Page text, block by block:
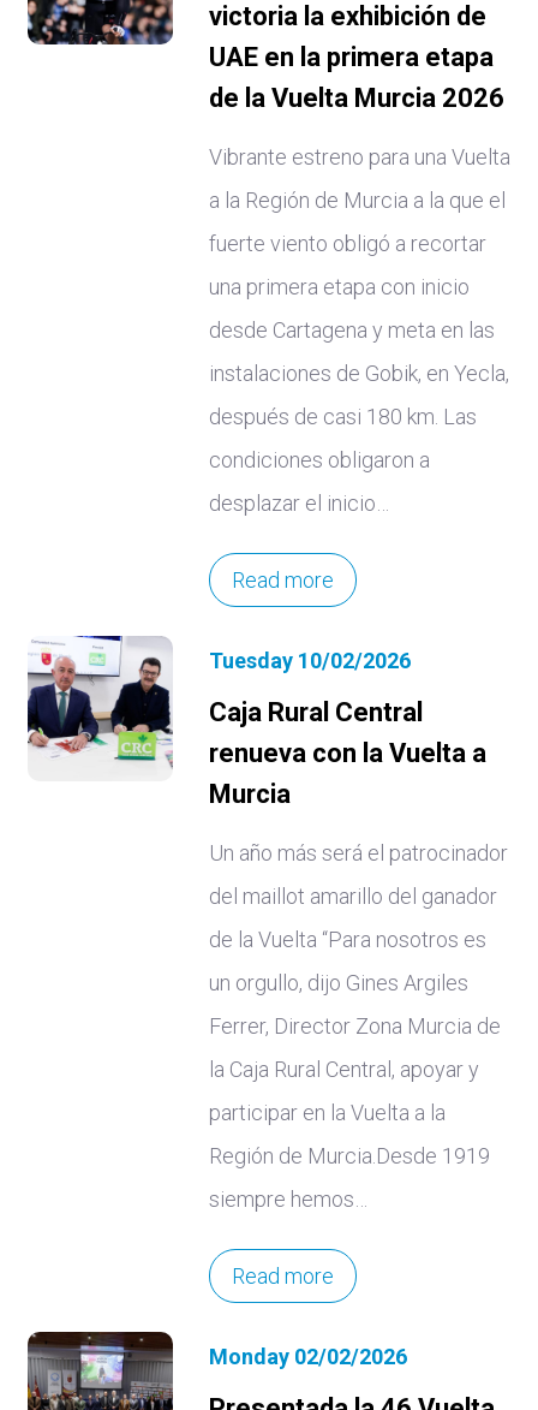
victoria la exhibición de
UAE en la primera etapa
de la Vuelta Murcia 2026
Vibrante estreno para una Vuelta
a la Región de Murcia a la que el
fuerte viento obligó a recortar
una primera etapa con inicio
desde Cartagena y meta en las
instalaciones de Gobik, en Yecla,
después de casi 180 km. Las
condiciones obligaron a
desplazar el inicio…
Read more
Tuesday 10/02/2026
Caja Rural Central
renueva con la Vuelta a
Murcia
Un año más será el patrocinador
del maillot amarillo del ganador
de la Vuelta “Para nosotros es
un orgullo, dijo Gines Argiles
Ferrer, Director Zona Murcia de
la Caja Rural Central, apoyar y
participar en la Vuelta a la
Región de Murcia.Desde 1919
siempre hemos…
Read more
Monday 02/02/2026